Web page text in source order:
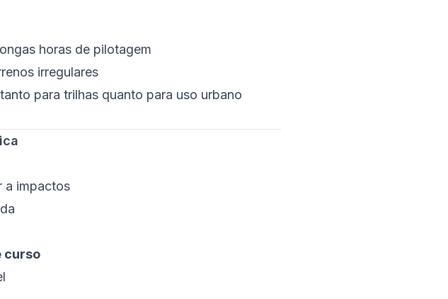
horas de pilotagem
irregulares
para trilhas quanto para uso urbano
a impactos
curso